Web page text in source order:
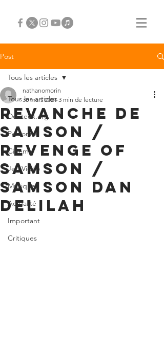
Post
Tous les articles
Douteux.org
Personnel
Cinéma
Jeu Vidéo
Musique
Actualité
Important
Critiques
Tous les articles
Revanche de
Samson /
Revenge of
Samson /
Samson dan
Delilah
nathanomorin
30 mars 2021 3 min de lecture